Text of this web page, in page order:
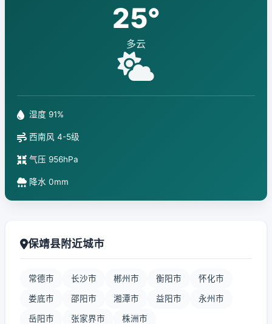
25°
多云
湿度 91%
西南风 4-5级
气压 956hPa
降水 0mm
保靖县附近城市
常德市 长沙市 郴州市 衡阳市 怀化市
娄底市 邵阳市 湘潭市 益阳市 永州市
岳阳市 张家界市 株洲市